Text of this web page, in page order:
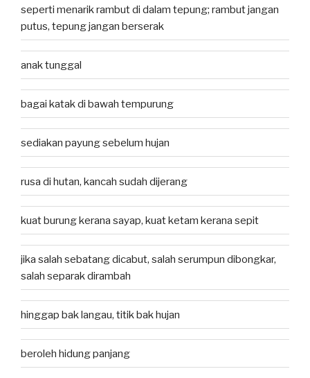
seperti menarik rambut di dalam tepung; rambut jangan
putus, tepung jangan berserak
anak tunggal
bagai katak di bawah tempurung
sediakan payung sebelum hujan
rusa di hutan, kancah sudah dijerang
kuat burung kerana sayap, kuat ketam kerana sepit
jika salah sebatang dicabut, salah serumpun dibongkar,
salah separak dirambah
hinggap bak langau, titik bak hujan
beroleh hidung panjang